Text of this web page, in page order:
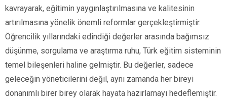
kavrayarak, eğitimin yaygınlaştırılmasına ve kalitesinin
artırılmasına yönelik önemli reformlar gerçekleştirmiştir.
Öğrencilik yıllarındaki edindiği değerler arasında bağımsız
düşünme, sorgulama ve araştırma ruhu, Türk eğitim sisteminin
temel bileşenleri haline gelmiştir. Bu değerler, sadece
geleceğin yöneticilerini değil, aynı zamanda her bireyi
donanımlı birer birey olarak hayata hazırlamayı hedeflemiştir.